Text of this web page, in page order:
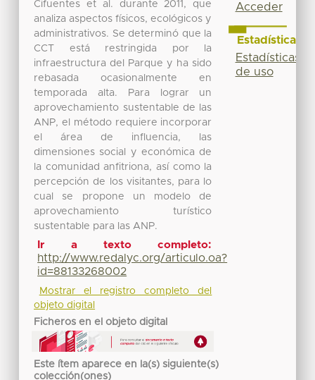
Cifuentes et al. durante 2011, que
analiza aspectos físicos, ecológicos y
administrativos. Se determinó que la
CCT está restringida por la
infraestructura del Parque y ha sido
rebasada ocasionalmente en
temporada alta. Para lograr un
aprovechamiento sustentable de las
ANP, el método requiere incorporar
el área de influencia, las
dimensiones social y económica de
la comunidad anfitriona, así como la
percepción de los visitantes, para lo
cual se propone un modelo de
aprovechamiento turístico
sustentable para las ANP.
Ir a texto completo:
http://www.redalyc.org/articulo.oa?
id=88133268002
Mostrar el registro completo del
objeto digital
Ficheros en el objeto digital
Este ítem aparece en la(s) siguiente(s)
colección(ones)
Acceder
Estadísticas
Estadísticas
de uso